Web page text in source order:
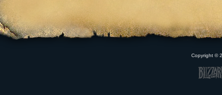
Copyright ©